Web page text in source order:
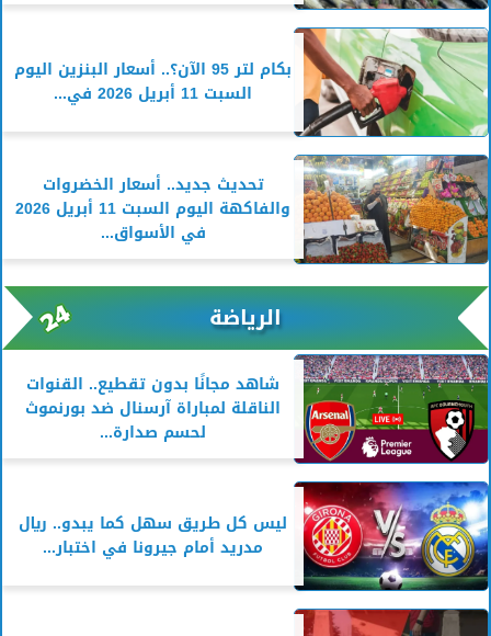
بكام لتر 95 الآن؟.. أسعار البنزين اليوم
السبت 11 أبريل 2026 في...
تحديث جديد.. أسعار الخضروات
والفاكهة اليوم السبت 11 أبريل 2026
في الأسواق...
الرياضة
شاهد مجانًا بدون تقطيع.. القنوات
الناقلة لمباراة آرسنال ضد بورنموث
لحسم صدارة...
ليس كل طريق سهل كما يبدو.. ريال
مدريد أمام جيرونا في اختبار...